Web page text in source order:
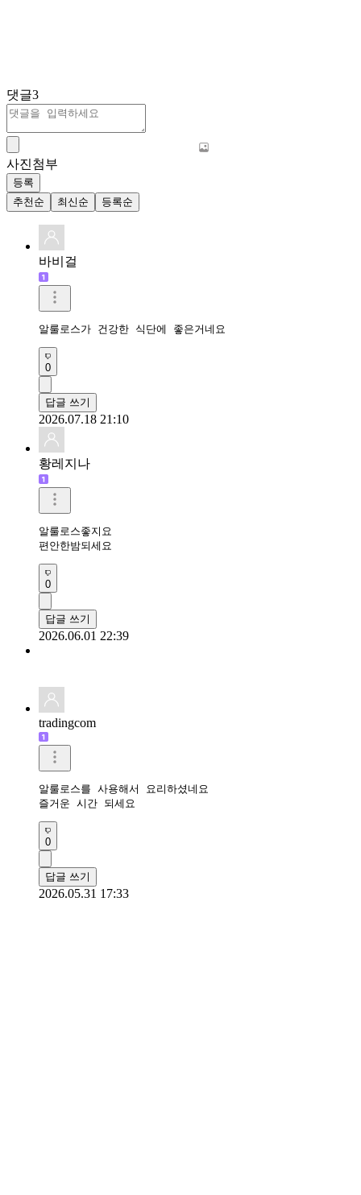
댓글3
사진첨부
등록
추천순
최신순 등록순
바비걸
알룰로스가 건강한 식단에 좋은거네요
0
답글 쓰기
2026.07.18 21:10
황레지나
알룰로스좋지요
편안한밤되세요
0
답글 쓰기
2026.06.01 22:39
tradingcom
알룰로스를 사용해서 요리하셨네요
즐거운 시간 되세요
0
답글 쓰기
2026.05.31 17:33